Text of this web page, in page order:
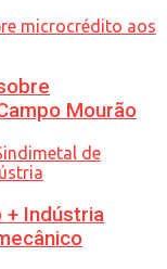
Mourão
+ Indústria